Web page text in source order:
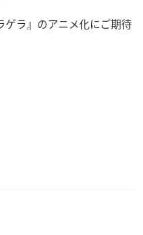
ゲラ』のアニメ化にご期待